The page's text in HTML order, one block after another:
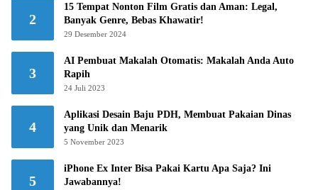
2
15 Tempat Nonton Film Gratis dan Aman: Legal,
Banyak Genre, Bebas Khawatir!
29 Desember 2024
3
AI Pembuat Makalah Otomatis: Makalah Anda Auto
Rapih
24 Juli 2023
4
Aplikasi Desain Baju PDH, Membuat Pakaian Dinas
yang Unik dan Menarik
5 November 2023
5
iPhone Ex Inter Bisa Pakai Kartu Apa Saja? Ini
Jawabannya!